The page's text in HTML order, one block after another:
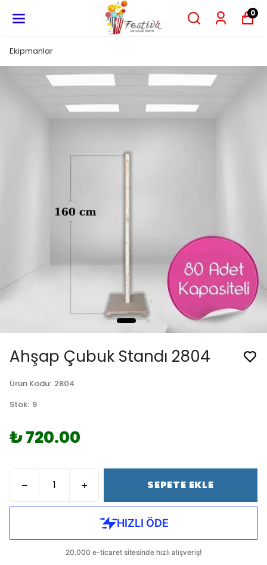
0
Ekipmanlar
Ahşap Çubuk Standı 2804
Ürün Kodu: 2804
Stok: 9
₺ 720.00
SEPETE EKLE